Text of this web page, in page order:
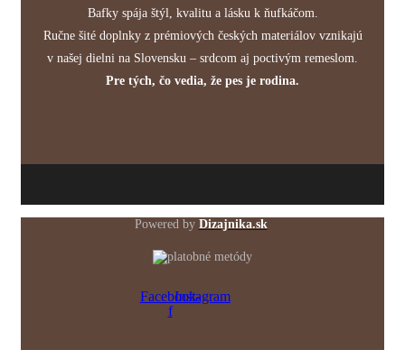
Bafky spája štýl, kvalitu a lásku k ňufkáčom.
Ručne šité doplnky z prémiových českých materiálov vznikajú
v našej dielni na Slovensku – srdcom aj poctivým remeslom.
Pre tých, čo vedia, že pes je rodina.
Powered by Dizajnika.sk
Facebook-
f
Instagram